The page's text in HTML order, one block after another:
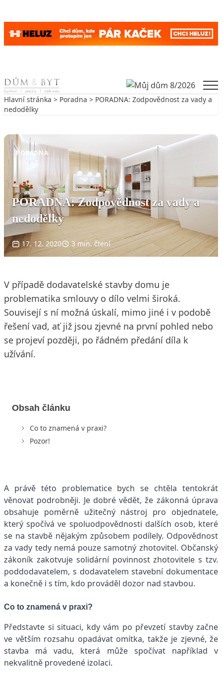
Skip to content
Hlavní stránka > Poradna > PORADNA: Zodpovědnost za vady a
nedodělky
PORADNA
PORADNA: Zodpovědnost za vady a
nedodělky
17. 12. 2020 3 min. čtení
V případě dodavatelské stavby domu je
problematika smlouvy o dílo velmi široká.
Souvisejí s ní možná úskalí, mimo jiné i v podobě
řešení vad, ať již jsou zjevné na první pohled nebo
se projeví později, po řádném předání díla k
užívání.
Obsah článku
Co to znamená v praxi?
Pozor!
A právě této problematice bych se chtěla tentokrát
věnovat podrobněji. Je dobré vědět, že zákonná úprava
obsahuje poměrně užitečný nástroj pro objednatele,
který spočívá ve spoluodpovědnosti dalších osob, které
se na stavbě nějakým způsobem podílely. Odpovědnost
za vady tedy nemá pouze samotný zhotovitel. Občanský
zákoník zakotvuje solidární povinnost zhotovitele s tzv.
poddodavatelem, s dodavatelem stavební dokumentace
a konečně i s tím, kdo prováděl dozor nad stavbou.
Co to znamená v praxi?
Představte si situaci, kdy vám po převzetí stavby začne
ve větším rozsahu opadávat omítka, takže je zjevné, že
stavba má vadu, která může spočívat například v
nekvalitně provedené izolaci.